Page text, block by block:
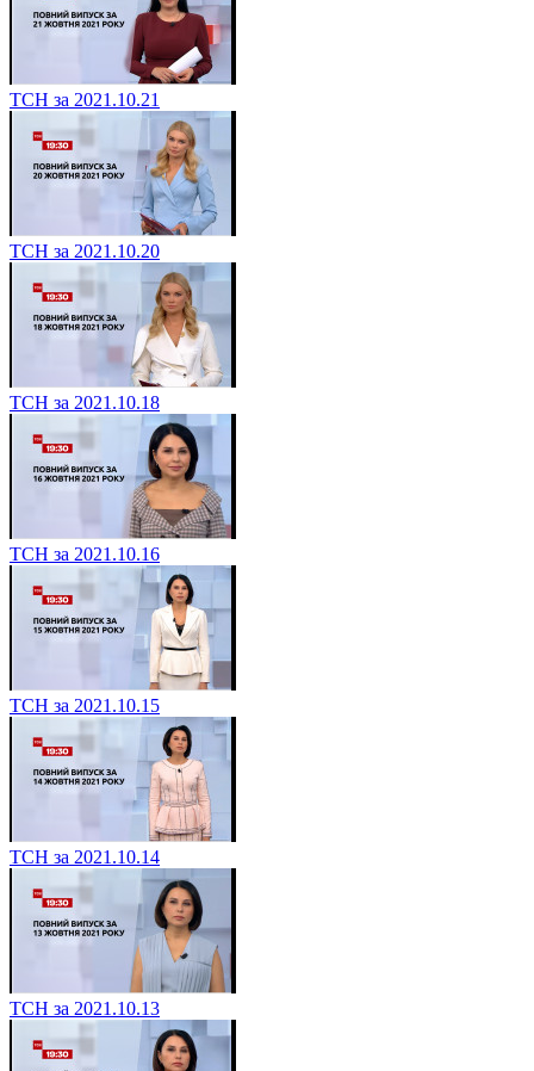
ТСН за 2021.10.21
ТСН за 2021.10.20
ТСН за 2021.10.18
ТСН за 2021.10.16
ТСН за 2021.10.15
ТСН за 2021.10.14
ТСН за 2021.10.13